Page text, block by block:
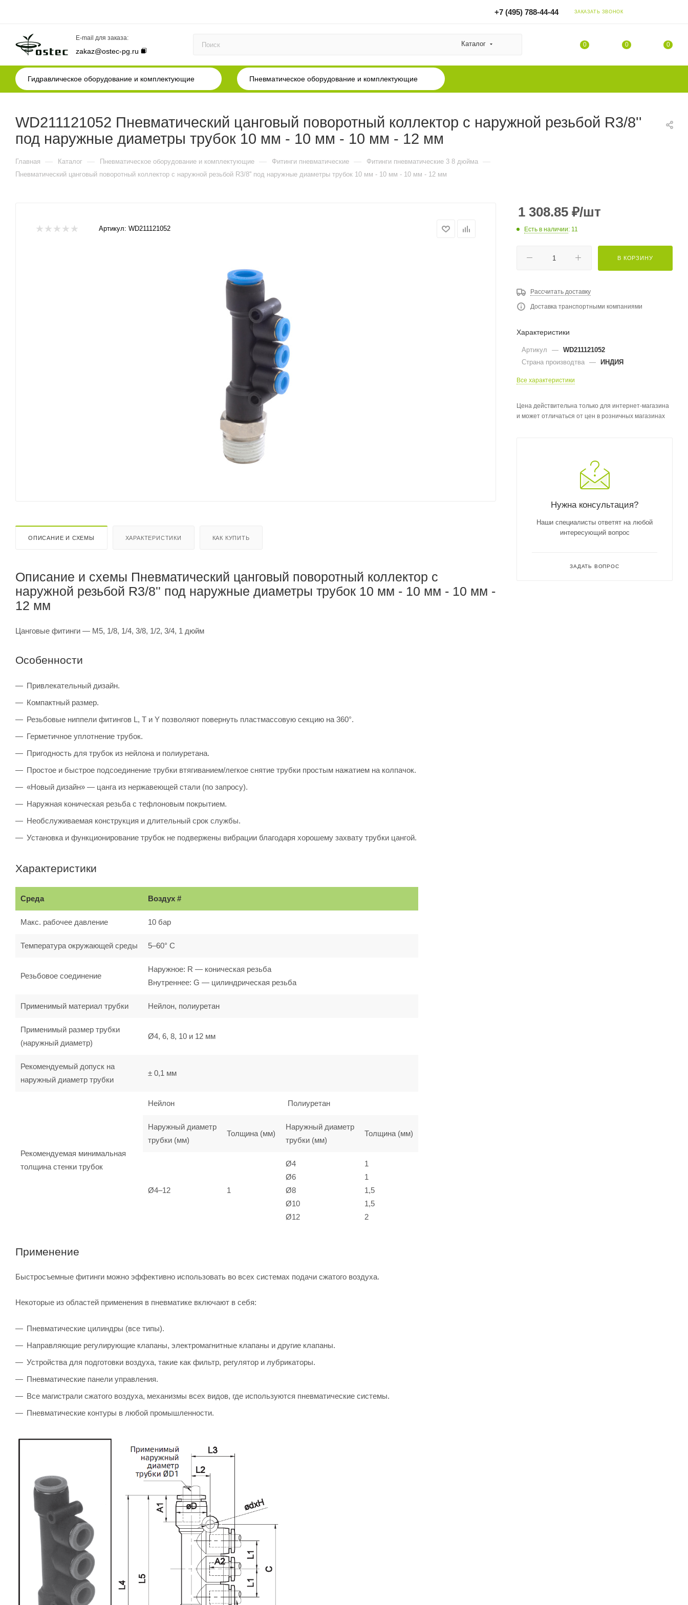
+7 (495) 788-44-44 ЗАКАЗАТЬ ЗВОНОК
E-mail для заказа:
zakaz@ostec-pg.ru
Каталог 0 0 0
Гидравлическое оборудование и комплектующие Пневматическое оборудование и комплектующие
WD211121052 Пневматический цанговый поворотный коллектор с наружной резьбой R3/8''
под наружные диаметры трубок 10 мм - 10 мм - 10 мм - 12 мм
Главная — Каталог — Пневматическое оборудование и комплектующие — Фитинги пневматические — Фитинги пневматические 3 8 дюйма —
Пневматический цанговый поворотный коллектор с наружной резьбой R3/8'' под наружные диаметры трубок 10 мм - 10 мм - 10 мм - 12 мм
Артикул: WD211121052
ОПИСАНИЕ И СХЕМЫ ХАРАКТЕРИСТИКИ КАК КУПИТЬ
Описание и схемы Пневматический цанговый поворотный коллектор с
наружной резьбой R3/8'' под наружные диаметры трубок 10 мм - 10 мм - 10 мм -
12 мм
Цанговые фитинги — M5, 1/8, 1/4, 3/8, 1/2, 3/4, 1 дюйм
Особенности
Привлекательный дизайн.
Компактный размер.
Резьбовые ниппели фитингов L, T и Y позволяют повернуть пластмассовую секцию на 360°.
Герметичное уплотнение трубок.
Пригодность для трубок из нейлона и полиуретана.
Простое и быстрое подсоединение трубки втягиванием/легкое снятие трубки простым нажатием на колпачок.
«Новый дизайн» — цанга из нержавеющей стали (по запросу).
Наружная коническая резьба с тефлоновым покрытием.
Необслуживаемая конструкция и длительный срок службы.
Установка и функционирование трубок не подвержены вибрации благодаря хорошему захвату трубки цангой.
Характеристики
Среда Воздух #
Макс. рабочее давление 10 бар
Температура окружающей среды 5–60° С
Резьбовое соединение
Наружное: R — коническая резьба
Внутреннее: G — цилиндрическая резьба
Применимый материал трубки Нейлон, полиуретан
Применимый размер трубки
(наружный диаметр)
Ø4, 6, 8, 10 и 12 мм
Рекомендуемый допуск на
наружный диаметр трубки
± 0,1 мм
Рекомендуемая минимальная
толщина стенки трубок
Нейлон Полиуретан
Наружный диаметр
трубки (мм)
Толщина (мм)
Наружный диаметр
трубки (мм)
Толщина (мм)
Ø4–12 1
Ø4
Ø6
Ø8
Ø10
Ø12
1
1
1,5
1,5
2
Применение
Быстросъемные фитинги можно эффективно использовать во всех системах подачи сжатого воздуха.
Некоторые из областей применения в пневматике включают в себя:
Пневматические цилиндры (все типы).
Направляющие регулирующие клапаны, электромагнитные клапаны и другие клапаны.
Устройства для подготовки воздуха, такие как фильтр, регулятор и лубрикаторы.
Пневматические панели управления.
Все магистрали сжатого воздуха, механизмы всех видов, где используются пневматические системы.
Пневматические контуры в любой промышленности.
1 308.85 ₽/шт
Есть в наличии: 11
В КОРЗИНУ
Рассчитать доставку
Доставка транспортными компаниями
Характеристики
Артикул — WD211121052
Страна производтва — ИНДИЯ
Все характеристики
Цена действительна только для интернет-магазина
и может отличаться от цен в розничных магазинах
Нужна консультация?
Наши специалисты ответят на любой
интересующий вопрос
ЗАДАТЬ ВОПРОС